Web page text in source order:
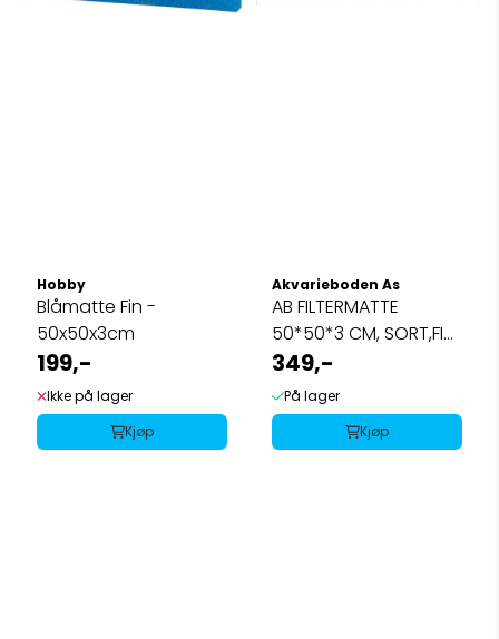
Hobby
Blåmatte Fin -
50x50x3cm
199,-
Ikke på lager
Kjøp
Akvarieboden As
AB FILTERMATTE
50*50*3 CM, SORT,FIN
45ppi
349,-
På lager
Kjøp